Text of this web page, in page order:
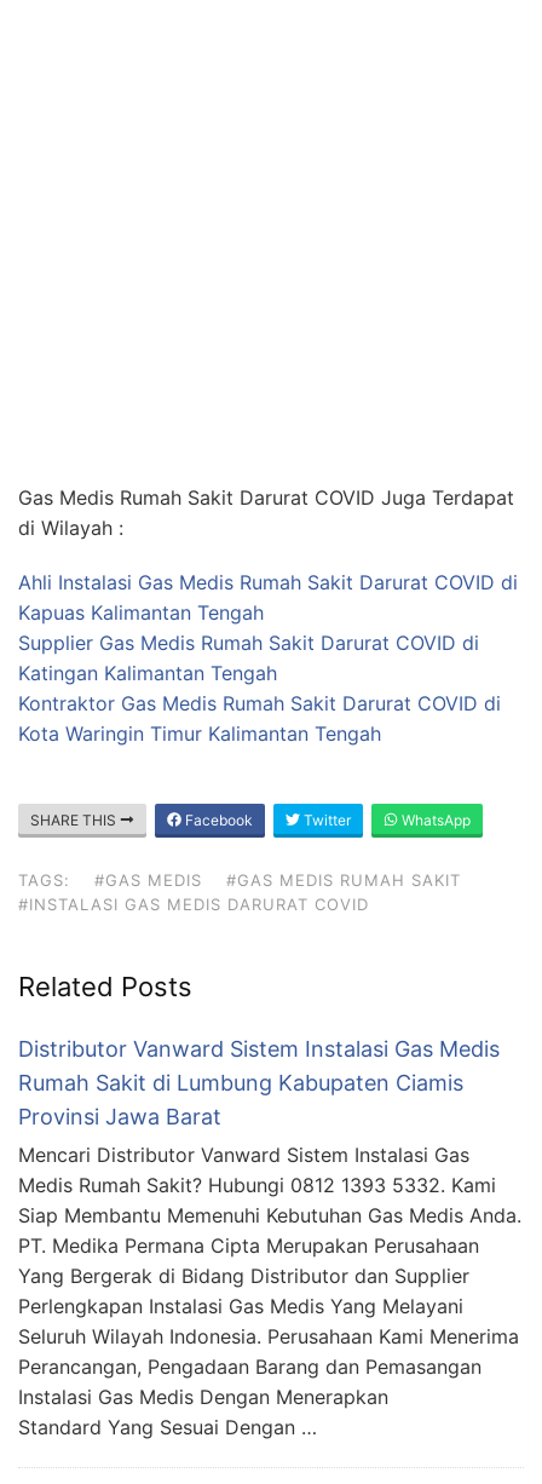
Gas Medis Rumah Sakit Darurat COVID Juga Terdapat
di Wilayah :
Ahli Instalasi Gas Medis Rumah Sakit Darurat COVID di
Kapuas Kalimantan Tengah
Supplier Gas Medis Rumah Sakit Darurat COVID di
Katingan Kalimantan Tengah
Kontraktor Gas Medis Rumah Sakit Darurat COVID di
Kota Waringin Timur Kalimantan Tengah
SHARE THIS Facebook Twitter WhatsApp
TAGS: #GAS MEDIS
#GAS MEDIS RUMAH SAKIT
#INSTALASI GAS MEDIS DARURAT COVID
Related Posts
Distributor Vanward Sistem Instalasi Gas Medis
Rumah Sakit di Lumbung Kabupaten Ciamis
Provinsi Jawa Barat
Mencari Distributor Vanward Sistem Instalasi Gas
Medis Rumah Sakit? Hubungi 0812 1393 5332. Kami
Siap Membantu Memenuhi Kebutuhan Gas Medis Anda.
PT. Medika Permana Cipta Merupakan Perusahaan
Yang Bergerak di Bidang Distributor dan Supplier
Perlengkapan Instalasi Gas Medis Yang Melayani
Seluruh Wilayah Indonesia. Perusahaan Kami Menerima
Perancangan, Pengadaan Barang dan Pemasangan
Instalasi Gas Medis Dengan Menerapkan
Standard Yang Sesuai Dengan …